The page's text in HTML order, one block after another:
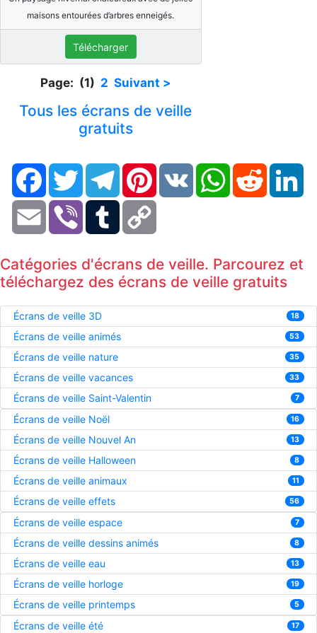
maisons entourées d’arbres enneigés.
Télécharger
Page: (1) 2 Suivant >
Tous les écrans de veille
gratuits
FacebookTwitter TelegramPinterestVK WhatsAppReddit
Email Viber Tumblr
Catégories d'écrans de veille. Parcourez et
téléchargez des écrans de veille gratuits
Écrans de veille 3D 18
Écrans de veille animés 53
Écrans de veille nature 35
Écrans de veille vacances 33
Écrans de veille Saint-Valentin 7
Écrans de veille Noël 16
Écrans de veille Nouvel An 13
Écrans de veille Halloween 8
Écrans de veille animaux 11
Écrans de veille effets 56
Écrans de veille espace 7
Écrans de veille dessins animés 8
Écrans de veille eau 13
Écrans de veille horloge 19
Écrans de veille printemps 5
Écrans de veille été 17